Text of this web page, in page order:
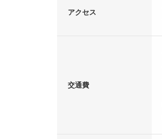
アクセス
交通費